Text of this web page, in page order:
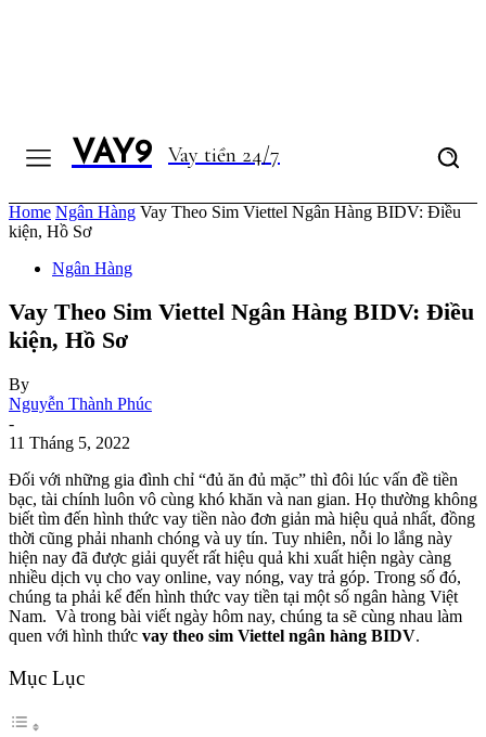
VAY9 Vay tiền 24/7
Home Ngân Hàng Vay Theo Sim Viettel Ngân Hàng BIDV: Điều
kiện, Hồ Sơ
Ngân Hàng
Vay Theo Sim Viettel Ngân Hàng BIDV: Điều
kiện, Hồ Sơ
By
Nguyễn Thành Phúc
-
11 Tháng 5, 2022
Đối với những gia đình chỉ “đủ ăn đủ mặc” thì đôi lúc vấn đề tiền
bạc, tài chính luôn vô cùng khó khăn và nan gian. Họ thường không
biết tìm đến hình thức vay tiền nào đơn giản mà hiệu quả nhất, đồng
thời cũng phải nhanh chóng và uy tín. Tuy nhiên, nỗi lo lắng này
hiện nay đã được giải quyết rất hiệu quả khi xuất hiện ngày càng
nhiều dịch vụ cho vay online, vay nóng, vay trả góp. Trong số đó,
chúng ta phải kể đến hình thức vay tiền tại một số ngân hàng Việt
Nam. Và trong bài viết ngày hôm nay, chúng ta sẽ cùng nhau làm
quen với hình thức vay theo sim Viettel ngân hàng BIDV.
Mục Lục